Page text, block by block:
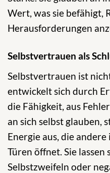
Wert, was sie befähigt,
Herausforderungen
Selbstvertrauen als
Selbstvertrauen ist
entwickelt sich durch
die Fähigkeit, aus
an sich selbst glauben,
Energie aus, die
Türen öffnet. Sie lassen
Selbstzweifeln oder